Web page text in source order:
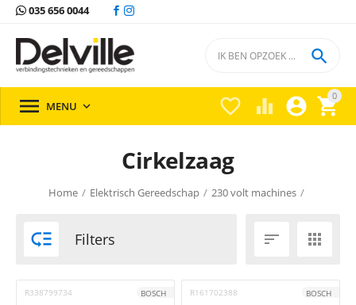
035 656 0044
0


 

 MENU 
Cirkelzaag
Home / Elektrisch Gereedschap / 230 volt machines /
 Filters  
R338799734 BOSCH R161702388 BOSCH